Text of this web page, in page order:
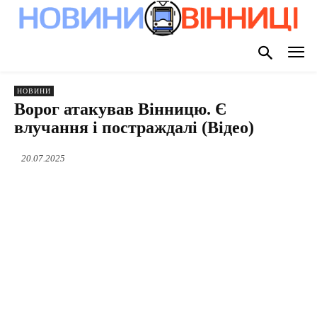
НОВИНИ
Ворог атакував Вінницю. Є
влучання і постраждалі (Відео)
20.07.2025